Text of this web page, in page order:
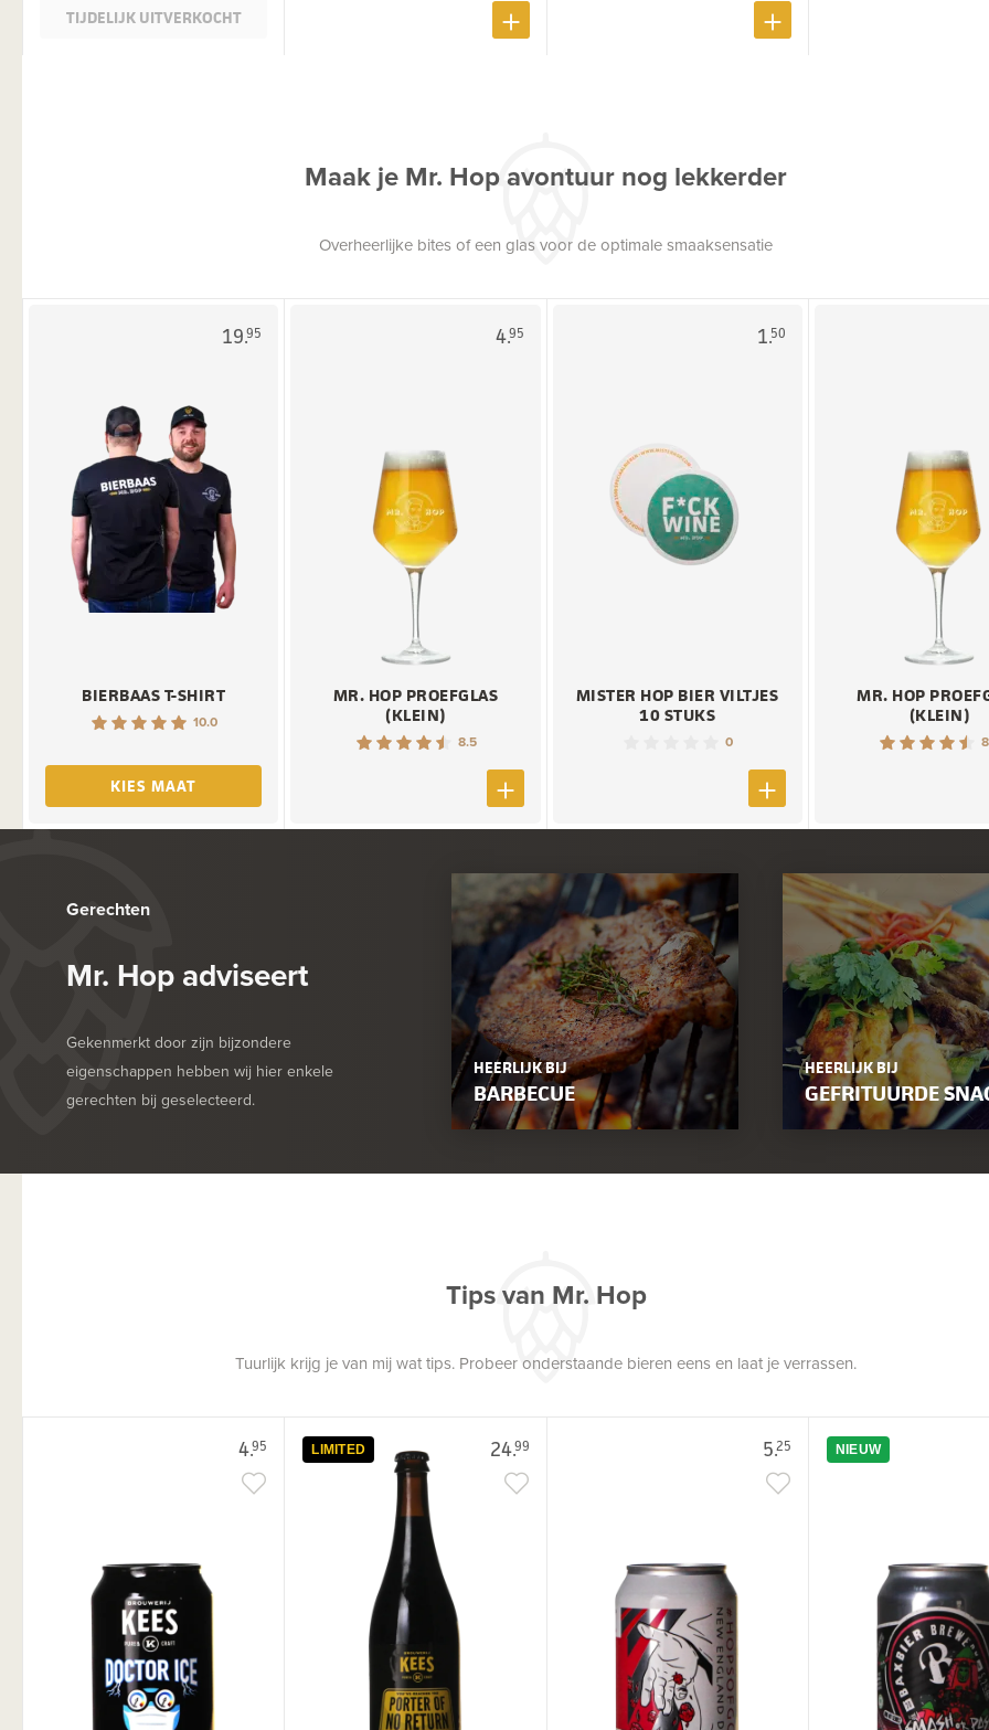
TIJDELIJK UITVERKOCHT
Maak je Mr. Hop avontuur nog lekkerder
Overheerlijke bites of een glas voor de optimale smaaksensatie
19.95
BIERBAAS T-SHIRT
10.0
KIES MAAT
4.95
MR. HOP PROEFGLAS
(KLEIN)
8.5
1.50
MISTER HOP BIER VILTJES
10 STUKS
0
MR. HOP
(KLEIN)
Gerechten
Mr. Hop adviseert
Gekenmerkt door zijn bijzondere
eigenschappen hebben wij hier enkele
gerechten bij geselecteerd.
HEERLIJK BIJ
BARBECUE
HEERLIJK BIJ
GEFRITUURDE
Tips van Mr. Hop
Tuurlijk krijg je van mij wat tips. Probeer onderstaande bieren eens en laat je verrassen.
4.95 24.99
LIMITED 5.25 NIEUW